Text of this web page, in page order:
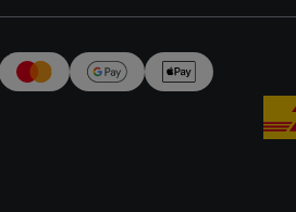
Door te klikken op "Weigeren",
Door op "Akkoord" te klikken,
inclusief over de opslagperiode
over de cookies die wij inzetten.